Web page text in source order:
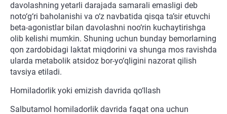
davolashning yetarli darajada samarali emasligi deb
noto‘g‘ri baholanishi va o‘z navbatida qisqa ta’sir etuvchi
beta-agonistlar bilan davolashni noo‘rin kuchaytirishga
olib kelishi mumkin. Shuning uchun bunday bemorlarning
qon zardobidagi laktat miqdorini va shunga mos ravishda
ularda metabolik atsidoz bor-yo‘qligini nazorat qilish
tavsiya etiladi.
Homiladorlik yoki emizish davrida qo‘llash
Salbutamol homiladorlik davrida faqat ona uchun